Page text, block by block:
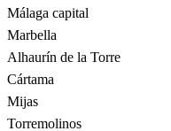
Málaga capital
Marbella
Alhaurín de la Torre
Cártama
Mijas
Torremolinos